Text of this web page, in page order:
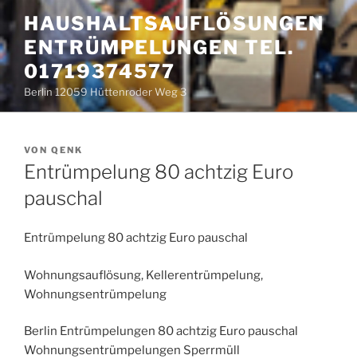
Inhalt
springen
HAUSHALTSAUFLÖSUNGEN
ENTRÜMPELUNGEN TEL.
01719374577
Berlin 12059 Hüttenroder Weg 3
VERÖFFENTLICHT
AM
VON QENK
Entrümpelung 80 achtzig Euro
pauschal
Entrümpelung 80 achtzig Euro pauschal
Wohnungsauflösung, Kellerentrümpelung,
Wohnungsentrümpelung
Berlin Entrümpelungen 80 achtzig Euro pauschal
Wohnungsentrümpelungen Sperrmüll